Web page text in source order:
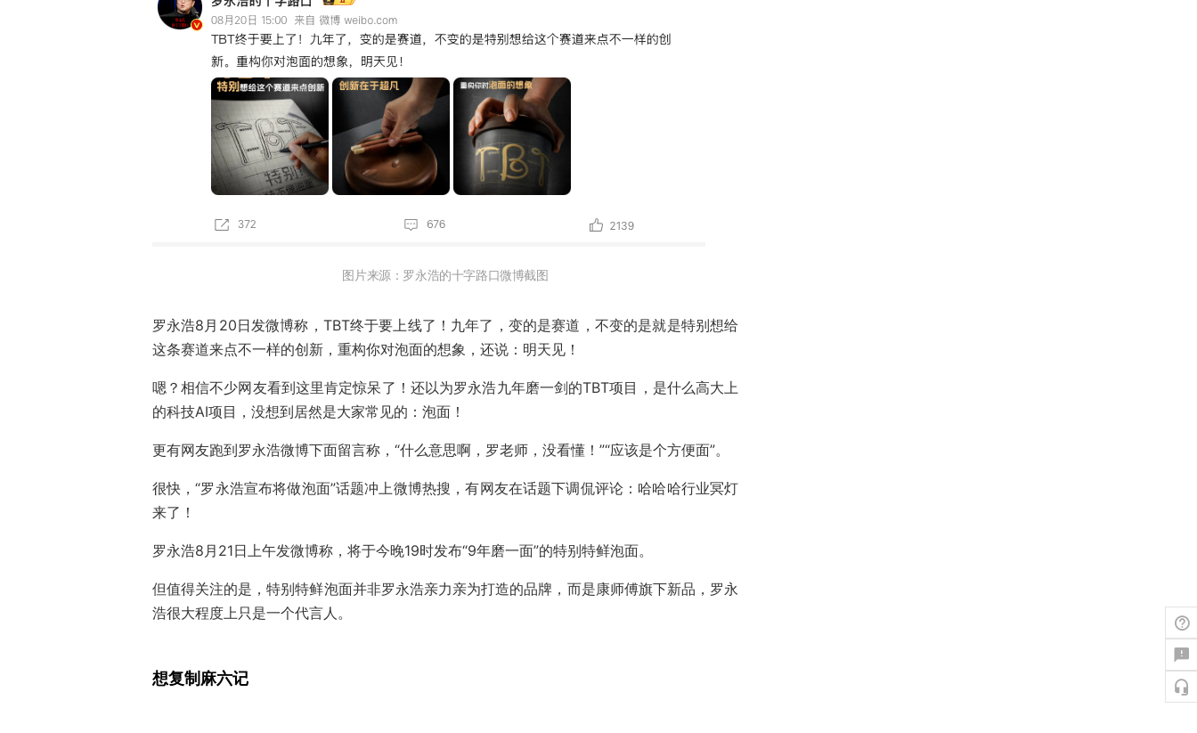
图片来源：罗永浩的十字路口微博截图
罗永浩8月20日发微博称，TBT终于要上线了！九年了，变的是赛道，不变的是就是特别想给
这条赛道来点不一样的创新，重构你对泡面的想象，还说：明天见！
嗯？相信不少网友看到这里肯定惊呆了！还以为罗永浩九年磨一剑的TBT项目，是什么高大上
的科技AI项目，没想到居然是大家常见的：泡面！
更有网友跑到罗永浩微博下面留言称，“什么意思啊，罗老师，没看懂！”“应该是个方便面”。
很快，“罗永浩宣布将做泡面”话题冲上微博热搜，有网友在话题下调侃评论：哈哈哈行业冥灯
来了！
罗永浩8月21日上午发微博称，将于今晚19时发布“9年磨一面”的特别特鲜泡面。
但值得关注的是，特别特鲜泡面并非罗永浩亲力亲为打造的品牌，而是康师傅旗下新品，罗永
浩很大程度上只是一个代言人。
想复制麻六记